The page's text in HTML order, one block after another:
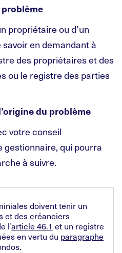
problème
propriétaire ou d’un
en demandant à
des propriétaires et des
ou le registre des parties
du problème
votre conseil
gestionnaire, qui pourra
à suivre.
doivent tenir un
et des créanciers
l’article 46.1 et un registre
en vertu du paragraphe